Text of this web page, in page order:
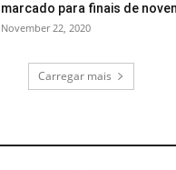
marcado para finais de
November 22, 2020
Carregar mais